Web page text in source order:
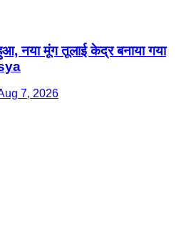
नया मूंग तूलाई केद्र बनाया गया
7, 2026